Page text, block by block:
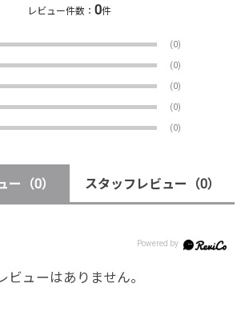
レビュー件数：0件
(0)
(0)
(0)
(0)
(0)
ー （0） スタッフレビュー （0）
ビューはありません。